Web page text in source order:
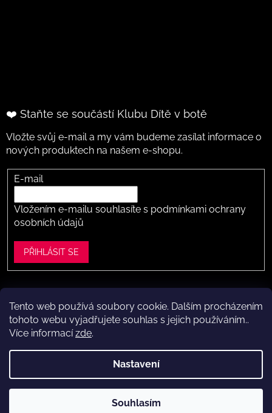
Tento web používá soubory cookie. Dalším procházením
tohoto webu vyjadřujete souhlas s jejich používáním..
Více informacízde.
Nastavení
Souhlasím
❤️ Staňte se součástí Klubu Dítě v botě
Vložte svůj e-mail a my vám budeme zasílat informace o
nových produktech na našem e-shopu.
E-mail
Vložením e-mailu souhlasíte s podmínkami ochrany
osobních údajů
PŘIHLÁSIT SE
Vytvořil Shoptet
ve Vestci (kousek za Prahou) – nožky změříme a poradíme s